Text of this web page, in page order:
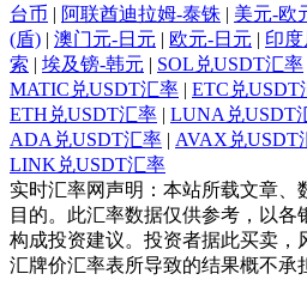
台币 | 阿联酋迪拉姆-泰铢 | 美元-欧
(盾) | 澳门元-日元 | 欧元-日元 | 印
索 | 埃及镑-韩元 | SOL兑USDT汇率
MATIC兑USDT汇率 | ETC兑USDT
ETH兑USDT汇率 | LUNA兑USDT
ADA兑USDT汇率 | AVAX兑USDT
LINK兑USDT汇率
实时汇率网声明：本站所载文章、
目的。此汇率数据仅供参考，以各
构成投资建议。投资者据此买卖，
汇牌价汇率表所导致的结果概不承